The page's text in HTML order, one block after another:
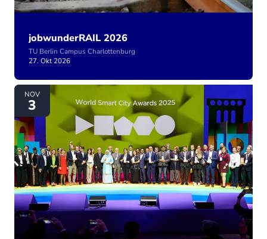
jobwunderRAIL 2026
TU Berlin Campus Charlottenburg
27. Okt 2026
NOV
3
Smart City Expo World Congress 2026